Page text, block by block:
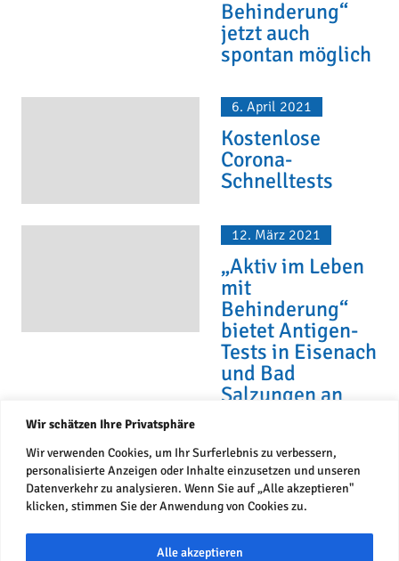
Wir schätzen Ihre Privatsphäre
Wir verwenden Cookies, um Ihr Surferlebnis zu verbessern,
personalisierte Anzeigen oder Inhalte einzusetzen und unseren
Datenverkehr zu analysieren. Wenn Sie auf „Alle akzeptieren"
klicken, stimmen Sie der Anwendung von Cookies zu.
Alle akzeptieren
Behinderung“
jetzt auch
spontan möglich
6. April 2021
Kostenlose
Corona-
Schnelltests
12. März 2021
„Aktiv im Leben
mit
Behinderung“
bietet Antigen-
Tests in Eisenach
und Bad
Salzungen an